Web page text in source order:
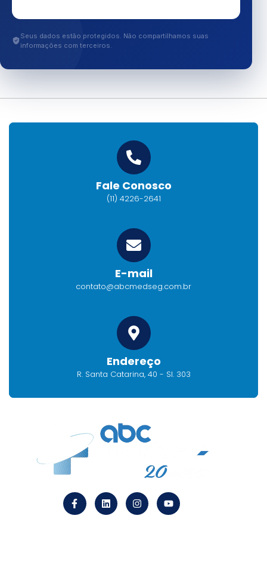
Seus dados estão protegidos. Não compartilhamos suas
informações com terceiros.
Fale Conosco
(11) 4226-2641
E-mail
contato@abcmedseg.com.br
Endereço
R. Santa Catarina, 40 - Sl. 303